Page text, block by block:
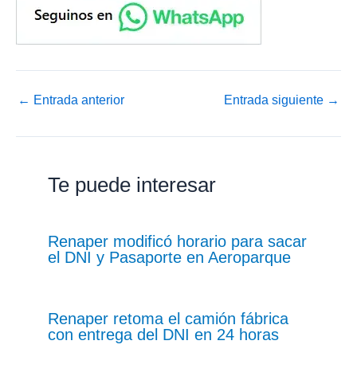
← Entrada anterior Entrada siguiente →
Te puede interesar
Renaper modificó horario para sacar
el DNI y Pasaporte en Aeroparque
Renaper retoma el camión fábrica
con entrega del DNI en 24 horas